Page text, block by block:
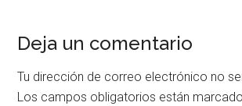
Deja un comentario
Tu dirección de correo electrónico no
Los campos obligatorios están